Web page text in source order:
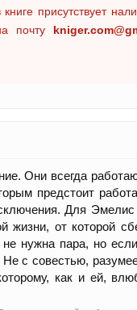
книге присутствует
почту
Они всегда
предстоит
Для
жизни, от которой
нужна пара, но если
с совестью,
как и ей,